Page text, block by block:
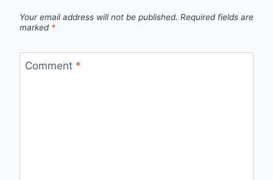
Your email address will not be published. Required fields are
marked *
Comment *